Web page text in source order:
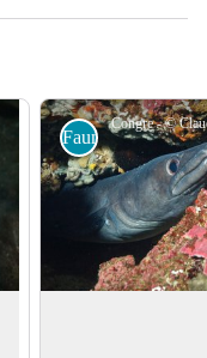
Faune sous-marine